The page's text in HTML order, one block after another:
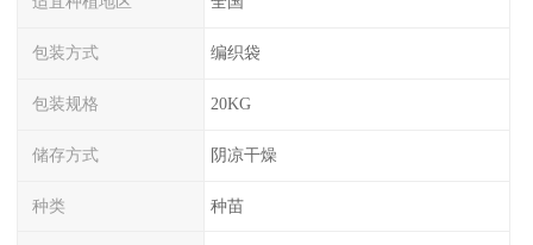
包装方式 编织袋
包装规格 20KG
储存方式 阴凉干燥
种类 种苗